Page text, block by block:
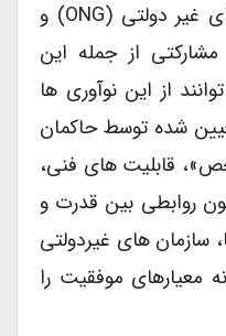
رسانه ها، قانون و سازمان های غیر دولتی (ONG) و
از جمله این
از این نوآوری ها
شده توسط حاکمان
قابلیت های فنی،
روابطی بین قدرت و
سازمان های غیردولتی
معیارهای موفقیت را